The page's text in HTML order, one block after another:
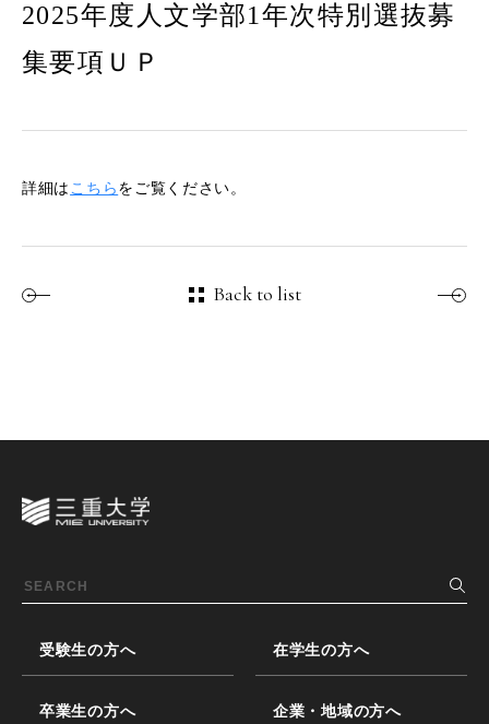
2025年度人文学部1年次特別選抜募
集要項ＵＰ
詳細は こちらをご覧ください。
Back to list
受験生の方へ 在学生の方へ
卒業生の方へ 企業・地域の方へ